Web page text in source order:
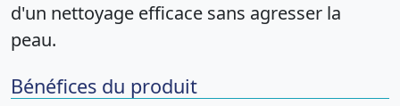
d'un nettoyage efficace sans agresser la
peau.
Bénéfices du produit